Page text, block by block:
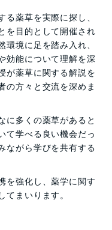
薬草を実際に探し、
を目的として開催され
環境に足を踏み入れ、
効能について理解を深
が薬草に関する解説を
の方々と交流を深めま
に多くの薬草があると
て学べる良い機会だっ
ながら学びを共有する
を強化し、薬学に関す
てまいります。